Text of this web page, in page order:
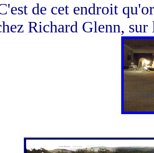
de cet endroit
Richard Glenn,